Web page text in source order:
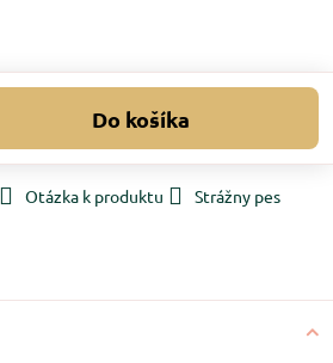
Do košíka
Otázka k produktu
Strážny pes